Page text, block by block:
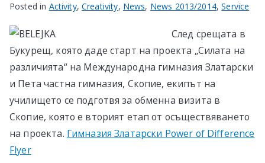
Posted in Activity,Creativity, News, News 2013/2014,Service
След срещата в
Букурещ, която даде старт на проекта „Силата на
различията“ на Международна гимназия Златарски
и Пета частна гимназия, Скопие, екипът на
училището се подготвя за обменна визита в
Скопие, която е вторият етап от осъществяването
на проекта. Гимназия Златарски Power of Difference
Flyer